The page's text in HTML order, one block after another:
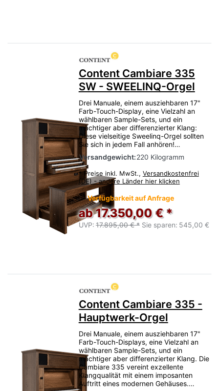
Content Cambiare 335
SW - SWEELINQ-Orgel
Drei Manuale, einem ausziehbaren 17"
Farb-Touch-Display, eine Vielzahl an
wählbaren Sample-Sets, und ein
mächtiger aber differenzierter Klang:
Diese vielseitige Sweelinq-Orgel sollten
Sie sich in jedem Fall anhören!…
Versandgewicht:220 Kilogramm
* Preise inkl. MwSt., Versandkostenfrei
(DE) - andere Länder hier klicken
Verfügbarkeit auf Anfrage
ab 17.350,00 € *
UVP: 17.895,00 € * Sie sparen: 545,00 €
Content Cambiare 335 -
Hauptwerk-Orgel
Drei Manuale, einem ausziehbaren 17"
Farb-Touch-Displays, eine Vielzahl an
wählbaren Sample-Sets, und ein
mächtiger aber differenzierter Klang. Die
Cambiare 335 vereint exzellente
Klangqualität mit einem imposanten
Auftritt eines modernen Gehäuses.…